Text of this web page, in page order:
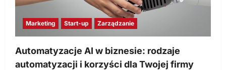
Marketing Start-up Zarządzanie
Automatyzacje AI w biznesie: rodzaje
automatyzacji i korzyści dla Twojej firmy